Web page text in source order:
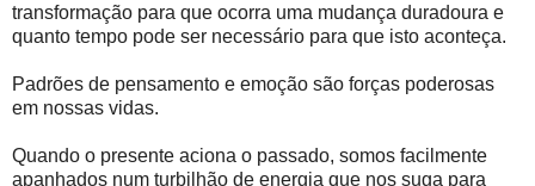
transformação para que ocorra uma mudança duradoura e
quanto tempo pode ser necessário para que isto aconteça.
Padrões de pensamento e emoção são forças poderosas
em nossas vidas.
Quando o presente aciona o passado, somos facilmente
apanhados num turbilhão de energia que nos suga para